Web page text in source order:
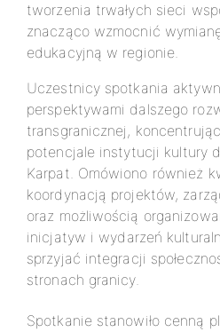
tworzenia trwałych sieci
znacząco wzmocnić
edukacyjną w regionie.
Uczestnicy spotkania
perspektywami dalszego
transgranicznej,
potencjale instytucji kultury
Karpat. Omówiono również
koordynacją projektów,
oraz możliwością
inicjatyw i wydarzeń
sprzyjać integracji
stronach granicy.
Spotkanie stanowiło cenną